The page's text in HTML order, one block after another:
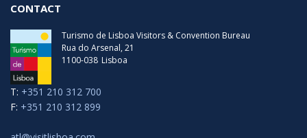
CONTACT
Turismo de Lisboa Visitors & Convention Bureau
Rua do Arsenal, 21
1100-038 Lisboa
T: +351 210 312 700
F: +351 210 312 899